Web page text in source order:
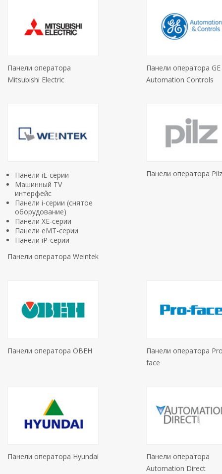
Панели оператора
Mitsubishi Electric
Панели оператора GE
Automation Controls
Панели iE-серии
Машинный TV
интерфейс
Панели i-серии (снятое
оборудование)
Панели XE-серии
Панели eMT-серии
Панели iP-серии
Панели оператора Weintek
Панели оператора Pilz
Панели оператора ОВЕН
Панели оператора
face
Панели оператора Hyundai
Панели оператора
Automation Direct